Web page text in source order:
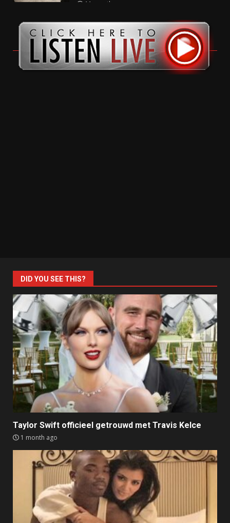
11 months ago
DID YOU SEE THIS?
Taylor Swift officieel getrouwd met Travis Kelce
1 month ago